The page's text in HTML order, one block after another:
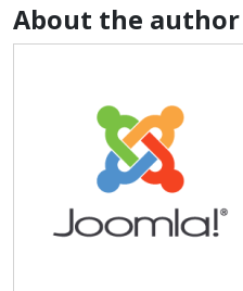
About the author